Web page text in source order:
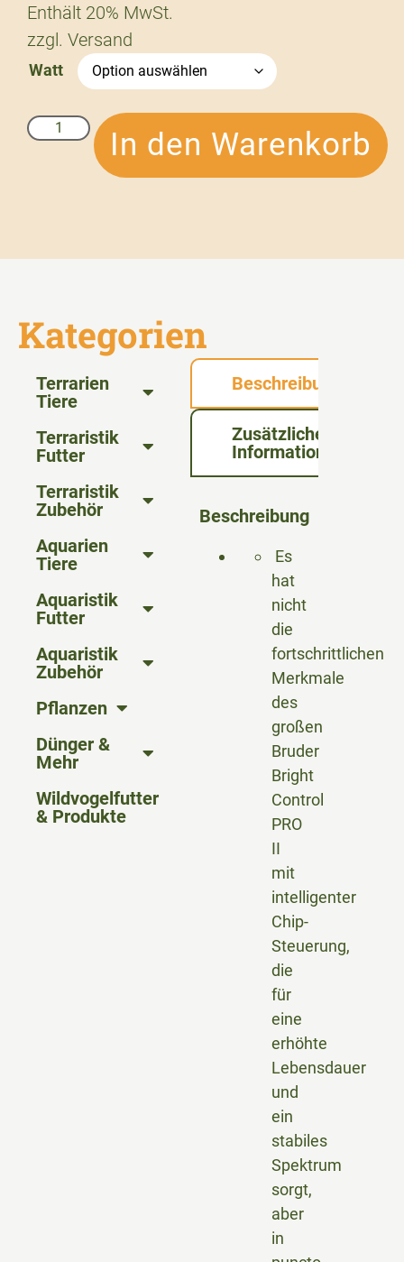
Enthält 20% MwSt.
zzgl. Versand
Watt
In den Warenkorb
Kategorien
Terrarien
Tiere
Terraristik
Futter
Terraristik
Zubehör
Aquarien
Tiere
Aquaristik
Futter
Aquaristik
Zubehör
Pflanzen
Dünger &
Mehr
Wildvogelfutter
& Produkte
Beschreibung
Zusätzliche
Informationen
Beschreibung
Es
hat
nicht
die
fortschrittlichen
Merkmale
des
großen
Bruder
Bright
Control
PRO
II
mit
intelligenter
Chip-
Steuerung,
die
für
eine
erhöhte
Lebensdauer
und
ein
stabiles
Spektrum
sorgt,
aber
in